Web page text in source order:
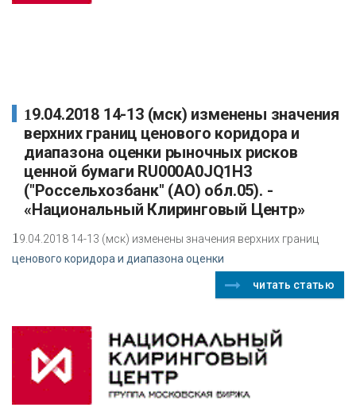
19.04.2018 14-13 (мск) изменены значения
верхних границ ценового коридора и
диапазона оценки рыночных рисков
ценной бумаги RU000A0JQ1H3
("Россельхозбанк" (АО) обл.05). -
«Национальный Клиринговый Центр»
1 9.04.2018 14-13 (мск) изменены значения верхних границ
ценового коридора и диапазона оценки
читать статью